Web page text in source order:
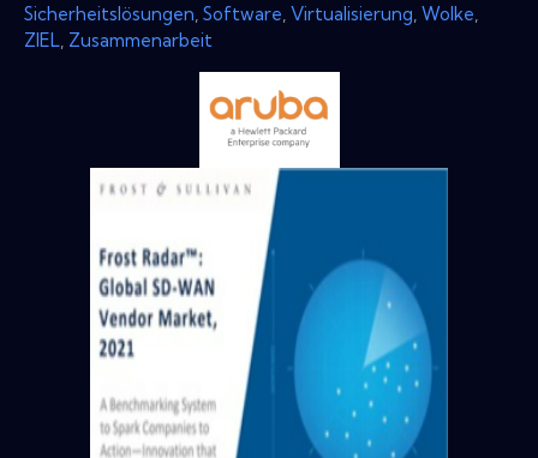
Sicherheitslösungen Software Virtualisierung Wolke
ZIEL Zusammenarbeit